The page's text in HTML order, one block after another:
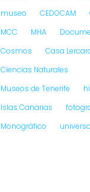
museo
CEDOCAM
MCC
MHA
Cosmos
Casa
Ciencias Naturales
Museos de Tenerife
Islas Canarias
Monográfico
universo